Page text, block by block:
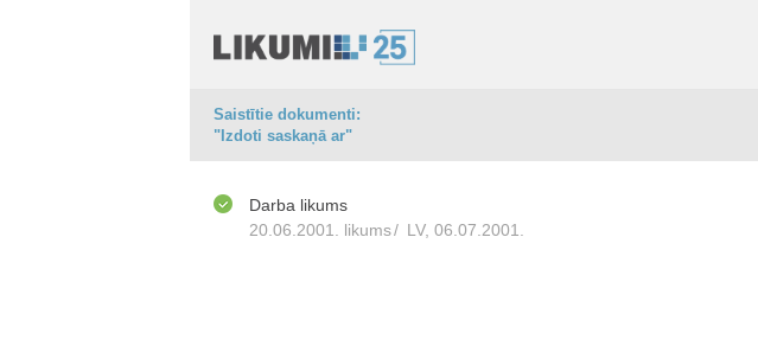
Saistītie dokumenti:
"Izdoti saskaņā ar"
Darba likums
20.06.2001. likums/ LV, 06.07.2001.